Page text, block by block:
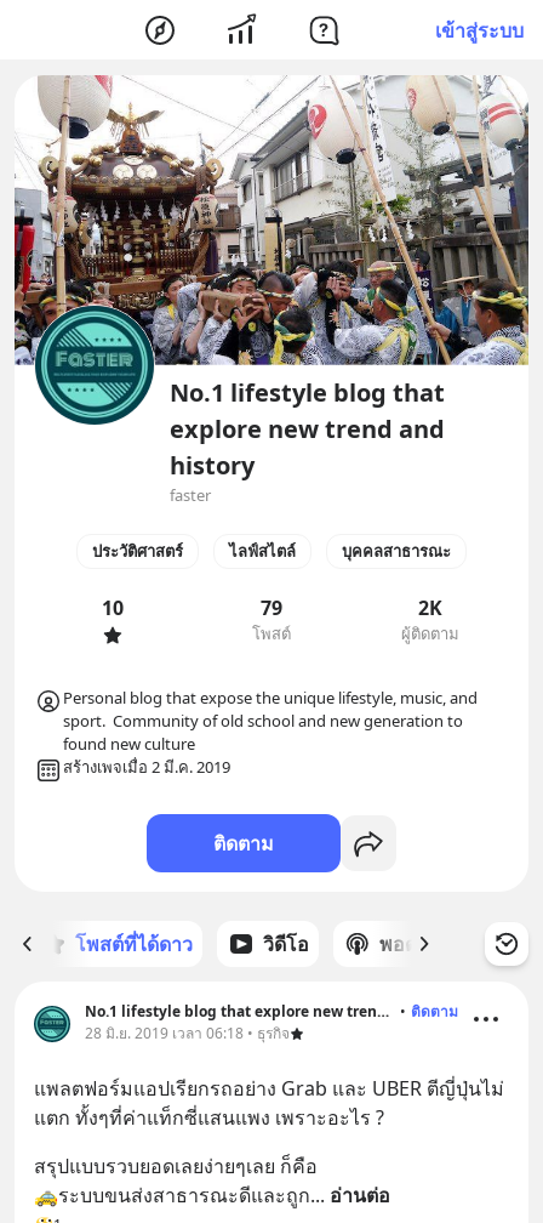
เข้าสู่ระบบ
No.1 lifestyle blog that
explore new trend and
history
faster
ประวัติศาสตร์ ไลฟ์สไตล์ บุคคลสาธารณะ
10 79
โพสต์
2K
ผู้ติดตาม
Personal blog that expose the unique lifestyle, music, and
sport.  Community of old school and new generation to
found new culture
สร้างเพจเมื่อ 2 มี.ค. 2019
ติดตาม
โพสต์ที่ได้ดาว วิดีโอ พอดแคสต์
No.1 lifestyle blog that explore new trend and history • ติดตาม
28 มิ.ย. 2019 เวลา 06:18 • ธุรกิจ
แพลตฟอร์มแอปเรียกรถอย่าง Grab และ UBER ตีญี่ปุ่นไม่
แตก ทั้งๆที่ค่าแท็กซี่แสนแพง เพราะอะไร ?
สรุปแบบรวบยอดเลยง่ายๆเลย ก็คือ
🚕ระบบขนส่งสาธารณะดีและถูก... อ่านต่อ